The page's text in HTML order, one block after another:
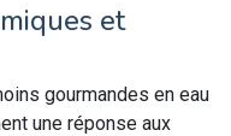
et
gourmandes en eau
une réponse aux